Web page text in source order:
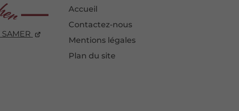
SAMER
Accueil
Contactez-nous
Mentions légales
Plan du site